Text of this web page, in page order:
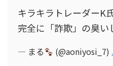
キラキラトレーダーK
完全に「詐欺」の臭い
— まる (@aoniyosi_7)